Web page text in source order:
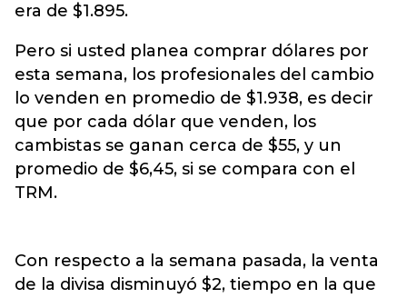
era de $1.895.
Pero si usted planea comprar dólares por
esta semana, los profesionales del cambio
lo venden en promedio de $1.938, es decir
que por cada dólar que venden, los
cambistas se ganan cerca de $55, y un
promedio de $6,45, si se compara con el
TRM.
Con respecto a la semana pasada, la venta
de la divisa disminuyó $2, tiempo en la que